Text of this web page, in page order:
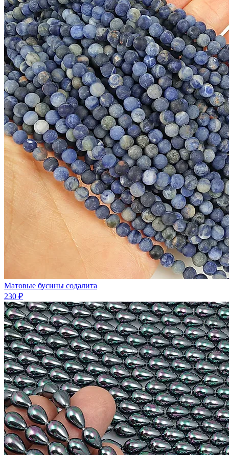
Матовые бусины содалита
230 ₽